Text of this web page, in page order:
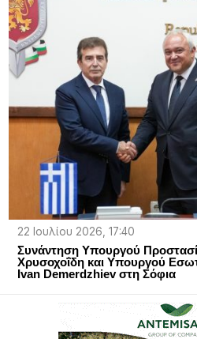
22 Ιουλίου 2026, 17:40
Συνάντηση Υπουργού
Χρυσοχοΐδη και Υπουργού
Ivan Demerdzhiev στη Σόφια